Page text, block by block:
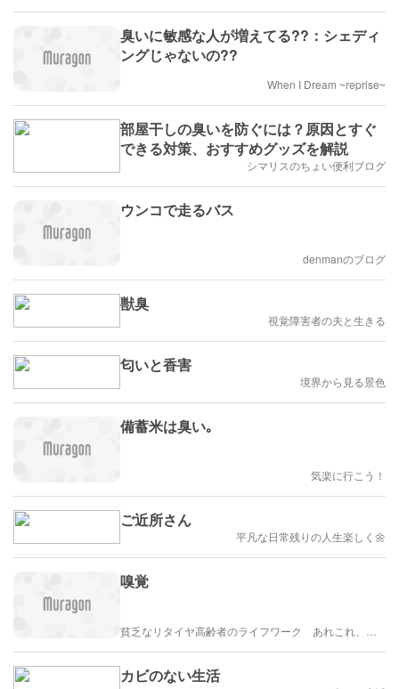
臭いに敏感な人が増えてる??：シェディ
ングじゃないの??
When I Dream ~reprise~
部屋干しの臭いを防ぐには？原因とすぐ
できる対策、おすすめグッズを解説
シマリスのちょい便利ブログ
ウンコで走るバス
denmanのブログ
獣臭
視覚障害者の夫と生きる
匂いと香害
境界から見る景色
備蓄米は臭い｡
気楽に行こう！
ご近所さん
平凡な日常残りの人生楽しく🌼
嗅覚
カビのない生活